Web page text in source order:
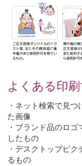
よくある印
・ネット検索で見
た画像
・ブランド品のロ
したもの
・デスクトップピ
るもの